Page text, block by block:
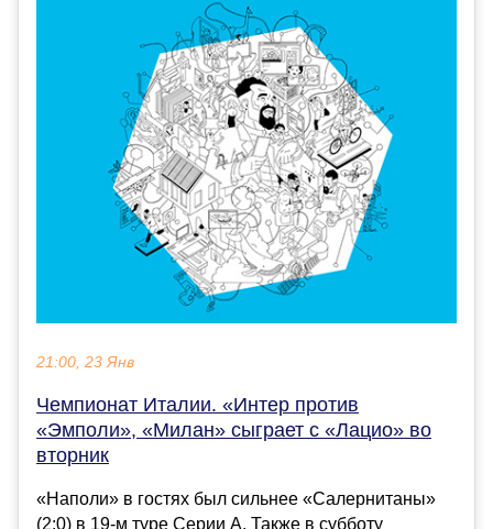
21:00, 23 Янв
Чемпионат Италии. «Интер против
«Эмполи», «Милан» сыграет с «Лацио» во
вторник
«Наполи» в гостях был сильнее «Салернитаны»
(2:0) в 19-м туре Серии А. Также в субботу